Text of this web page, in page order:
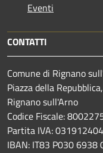
Eventi
CONTATTI
Comune di Rignano
Piazza della
Rignano sull'Arno
Codice Fiscale:
Partita IVA:
IBAN: IT83 P030